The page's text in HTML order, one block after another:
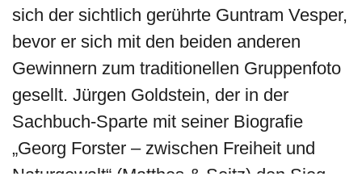
sich der sichtlich gerührte Guntram Vesper,
bevor er sich mit den beiden anderen
Gewinnern zum traditionellen Gruppenfoto
gesellt. Jürgen Goldstein, der in der
Sachbuch-Sparte mit seiner Biografie
„Georg Forster – zwischen Freiheit und
Naturgewalt“ (Matthes & Seitz) den Sieg